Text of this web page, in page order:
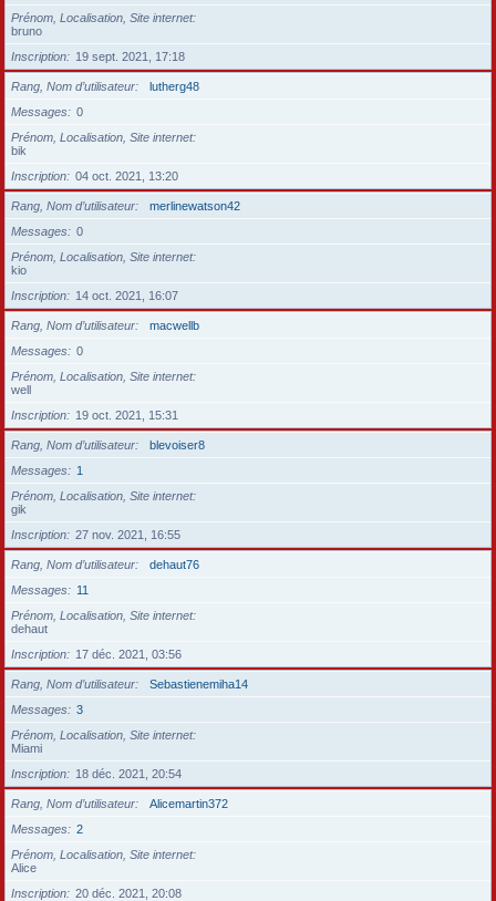
Prénom, Localisation, Site internet
bruno
Inscription
19 sept. 2021, 17:18
Rang, Nom d’utilisateur
lutherg48
Messages
0
Prénom, Localisation, Site internet
bik
Inscription
04 oct. 2021, 13:20
Rang, Nom d’utilisateur
merlinewatson42
Messages
0
Prénom, Localisation, Site internet
kio
Inscription
14 oct. 2021, 16:07
Rang, Nom d’utilisateur
macwellb
Messages
0
Prénom, Localisation, Site internet
well
Inscription
19 oct. 2021, 15:31
Rang, Nom d’utilisateur
blevoiser8
Messages
1
Prénom, Localisation, Site internet
gik
Inscription
27 nov. 2021, 16:55
Rang, Nom d’utilisateur
dehaut76
Messages
11
Prénom, Localisation, Site internet
dehaut
Inscription
17 déc. 2021, 03:56
Rang, Nom d’utilisateur
Sebastienemiha14
Messages
3
Prénom, Localisation, Site internet
Miami
Inscription
18 déc. 2021, 20:54
Rang, Nom d’utilisateur
Alicemartin372
Messages
2
Prénom, Localisation, Site internet
Alice
Inscription
20 déc. 2021, 20:08